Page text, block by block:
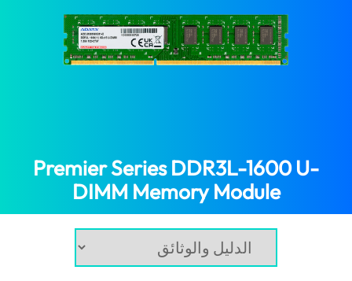
Premier Series DDR3L-1600 U-
DIMM Memory Module